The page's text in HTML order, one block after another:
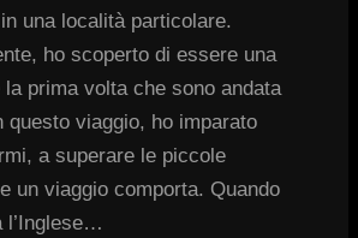
una località particolare.
ho scoperto di essere una
prima volta che sono andata
questo viaggio, ho imparato
a superare le piccole
un viaggio comporta. Quando
l’Inglese…